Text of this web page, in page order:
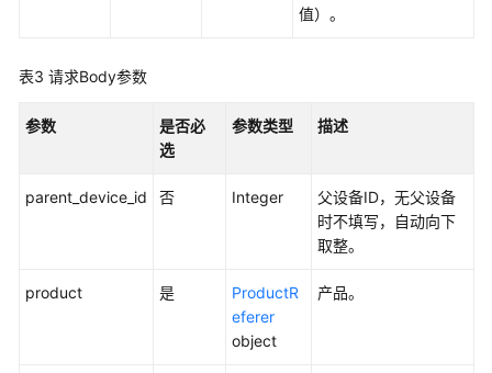
用
值）。
表3 请求Body参数
参数
是否必
选
参数类型 描述
parent_device_id 否 Integer
父设备ID，无父设备
时不填写，自动向下
取整。
product 是
ProductR
eferer
object
产品。